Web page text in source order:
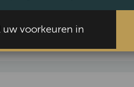
Suede Nubuck Spray
uw voorkeuren in